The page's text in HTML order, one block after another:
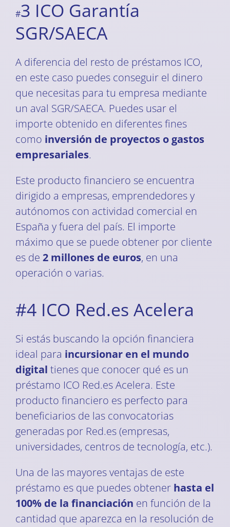
#3 ICO Garantía
SGR/SAECA
A diferencia del resto de préstamos ICO,
en este caso puedes conseguir el dinero
que necesitas para tu empresa mediante
un aval SGR/SAECA. Puedes usar el
importe obtenido en diferentes fines
como inversión de proyectos o gastos
empresariales.
Este producto financiero se encuentra
dirigido a empresas, emprendedores y
autónomos con actividad comercial en
España y fuera del país. El importe
máximo que se puede obtener por cliente
es de 2 millones de euros, en una
operación o varias.
#4 ICO Red.es Acelera
Si estás buscando la opción financiera
ideal para incursionar en el mundo
digital tienes que conocer qué es un
préstamo ICO Red.es Acelera. Este
producto financiero es perfecto para
beneficiarios de las convocatorias
generadas por Red.es (empresas,
universidades, centros de tecnología, etc.).
Una de las mayores ventajas de este
préstamo es que puedes obtenerhasta el
100% de la financiación en función de la
cantidad que aparezca en la resolución de